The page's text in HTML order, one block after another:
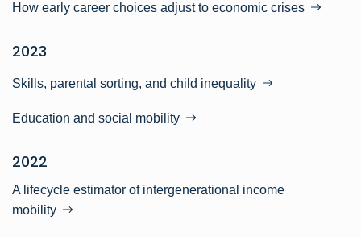
How early career choices adjust to economic crises
2023
Skills, parental sorting, and child inequality
Education and social mobility
2022
A lifecycle estimator of intergenerational income
mobility